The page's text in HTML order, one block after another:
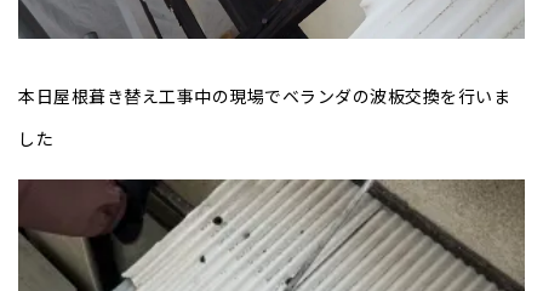
本日屋根葺き替え工事中の現場でベランダの波板交換を行いま
した